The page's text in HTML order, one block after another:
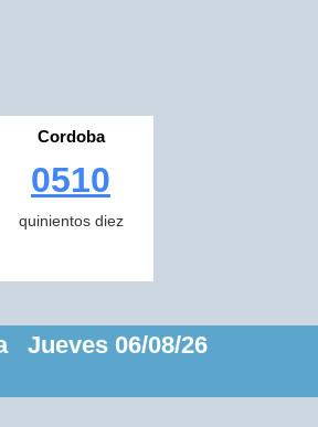
Cordoba
0510
quinientos diez
Jueves 06/08/26